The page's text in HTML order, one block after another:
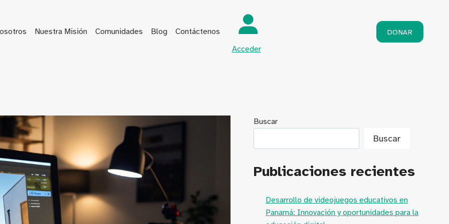
Nuestra Misión Comunidades Blog
Contáctenos
Acceder
DONAR
Buscar
Buscar
Publicaciones recientes
Desarrollo de videojuegos educativos en
Panamá: Innovación y oportunidades para la